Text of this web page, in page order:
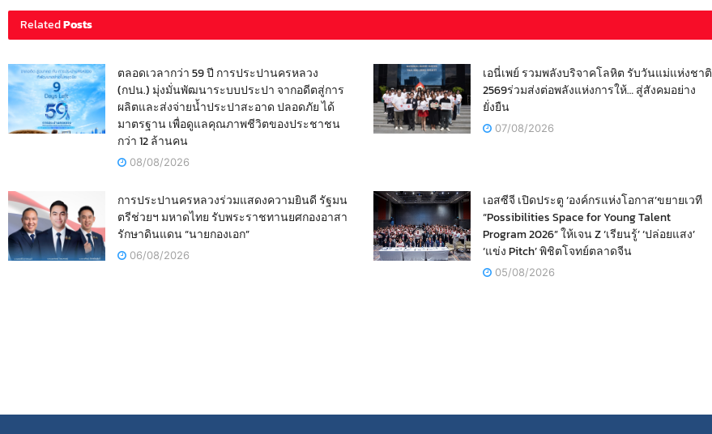
RelatedPosts
ตลอดเวลากว่า 59 ปี การประปานครหลวง
(กปน.) มุ่งมั่นพัฒนาระบบประปา จากอดีตสู่การ
ผลิตและส่งจ่ายน้ำประปาสะอาด ปลอดภัย ได้
มาตรฐาน เพื่อดูแลคุณภาพชีวิตของประชาชน
กว่า 12 ล้านคน
08/08/2026
เอนี่เพย์ รวมพลังบริจาคโลหิต รับวันแม่แห่งชาติ
2569ร่วมส่งต่อพลังแห่งการให้… สู่สังคมอย่าง
ยั่งยืน
07/08/2026
การประปานครหลวงร่วมแสดงความยินดี รัฐมน
ตรีช่วยฯ มหาดไทย รับพระราชทานยศกองอาสา
รักษาดินแดน “นายกองเอก”
06/08/2026
เอสซีจี เปิดประตู ‘องค์กรแห่งโอกาส’ขยายเวที
“Possibilities Space for Young Talent
Program 2026” ให้เจน Z ‘เรียนรู้’ ‘ปล่อยแสง’
‘แข่ง Pitch’ พิชิตโจทย์ตลาดจีน
05/08/2026